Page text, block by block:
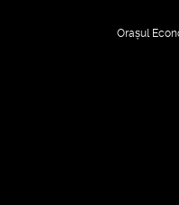
Orașul